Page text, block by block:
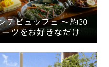
チビュッフェ ～約30
ツをお好きなだけ